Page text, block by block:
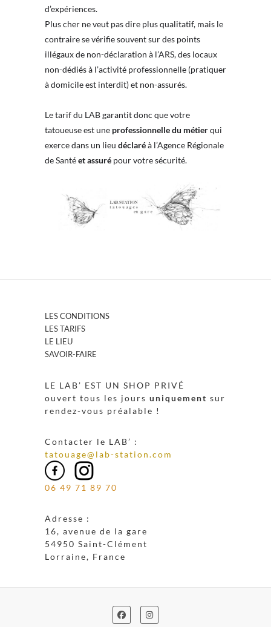
d’expériences.
Plus cher ne veut pas dire plus qualitatif, mais le
contraire se vérifie souvent sur des points
illégaux de non-déclaration à l’ARS, des locaux
non-dédiés à l’activité professionnelle (pratiquer
à domicile est interdit) et non-assurés.
Le tarif du LAB garantit donc que votre
tatoueuse est une professionnelle du métierqui
exerce dans un lieu déclaréà l’Agence Régionale
de Santéet assuré pour votre sécurité.
LES CONDITIONS
LES TARIFS
LE LIEU
SAVOIR-FAIRE
LE LAB’ EST UN SHOP PRIVÉ
ouvert tous les jours uniquement sur
rendez-vous préalable !
Contacter le LAB’ :
tatouage@lab-station.com
06 49 71 89 70
Adresse :
16, avenue de la gare
54950 Saint-Clément
Lorraine, France